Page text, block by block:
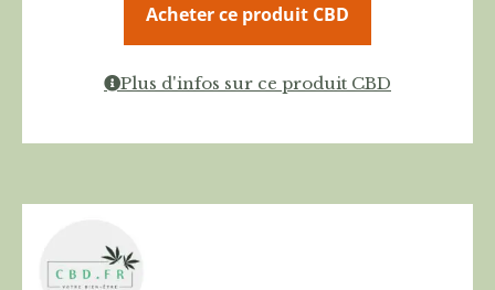
Acheter ce produit CBD
Plus d'infos sur ce produit CBD